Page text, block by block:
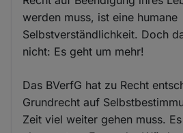
werden muss, ist eine humane
Selbstverständlichkeit. Doch
nicht: Es geht um mehr!
Das BVerfG hat zu Recht
Grundrecht auf
Zeit viel weiter gehen muss.